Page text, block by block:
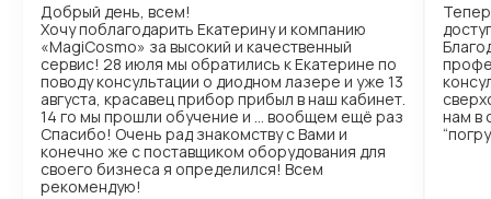
Добрый день, всем!
Хочу поблагодарить Екатерину и компанию
«MagiCosmo» за высокий и качественный
сервис! 28 июля мы обратились к Екатерине по
поводу консультации о диодном лазере и уже 13
августа, красавец прибор прибыл в наш кабинет.
14 го мы прошли обучение и … вообщем ещё раз
Спасибо! Очень рад знакомству с Вами и
конечно же с поставщиком оборудования для
своего бизнеса я определился! Всем
рекомендую!
нам в